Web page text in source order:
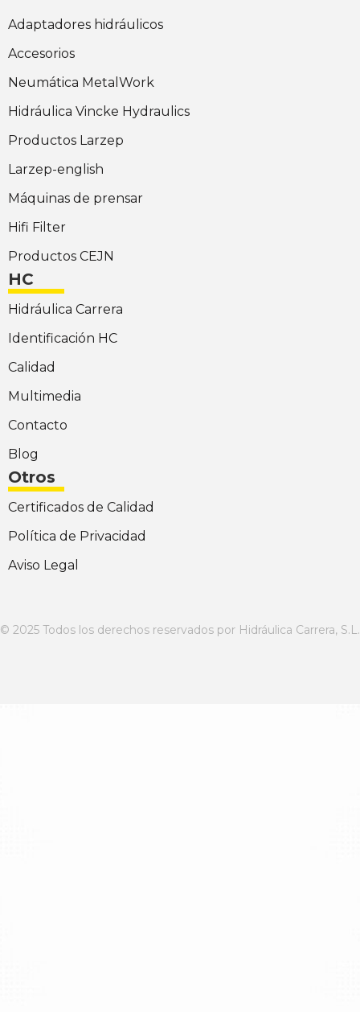
Adaptadores hidráulicos
Accesorios
Neumática MetalWork
Hidráulica Vincke Hydraulics
Productos Larzep
Larzep-english
Máquinas de prensar
Hifi Filter
Productos CEJN
HC
Hidráulica Carrera
Identificación HC
Calidad
Multimedia
Contacto
Blog
Otros
Certificados de Calidad
Política de Privacidad
Aviso Legal
© 2025 Todos los derechos reservados por Hidráulica Carrera, S.L.